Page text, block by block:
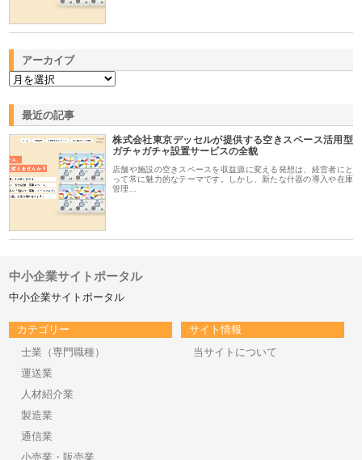
アーカイブ
最近の記事
株式会社東京デッセルが提供する空きスペース活用型
ガチャガチャ設置サービスの全貌
店舗や施設の空きスペースを収益源に変える発想は、経営者にと
って常に魅力的なテーマです。しかし、新たな什器の導入や在庫
管理…
中小企業サイトポータル
中小企業サイトポータル
カテゴリー
士業（専門職種）
運送業
人材紹介業
製造業
通信業
小売業・販売業
サイト情報
当サイトについて